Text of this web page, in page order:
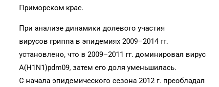
Приморском крае.
При анализе динамики долевого участия
вирусов гриппа в эпидемиях 2009–2014 гг.
установлено, что в 2009–2011 гг. доминировал вирус
А(H1N1)pdm09, затем его доля уменьшилась.
С начала эпидемического сезона 2012 г. преобладал